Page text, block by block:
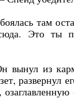
там
Это ты
из
развернул